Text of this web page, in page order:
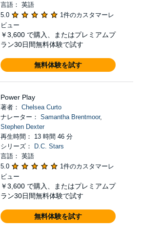
言語： 英語
5.0
1件のカスタマーレ
ビュー
￥3,600 で購入、またはプレミアムプ
ラン30日間無料体験で試す
無料体験を試す
Power Play
著者： Chelsea Curto
ナレーター： Samantha Brentmoor,
Stephen Dexter
再生時間： 13 時間 46 分
シリーズ：
D.C. Stars
言語： 英語
5.0
1件のカスタマーレ
ビュー
￥3,600 で購入、またはプレミアムプ
ラン30日間無料体験で試す
無料体験を試す